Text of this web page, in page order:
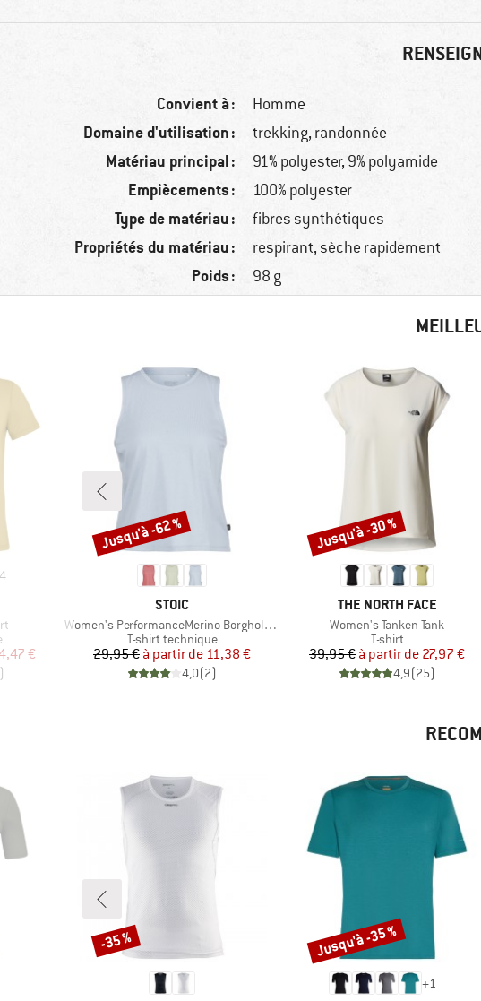
Convient à : Homme
Domaine d'utilisation : trekking, randonnée
Matériau principal : 91% polyester, 9% polyamide
Empiècements : 100% polyester
Type de matériau : fibres synthétiques
Propriétés du matériau : respirant, sèche rapidement
Poids : 98 g
4
€
MARQUE
STOIC
Article
Women's PerformanceMerino BorgholmSt. Tank
Product group
T-shirt technique
Prix
29,95 € Prix réduit
à partir de 11,38 €
4,0(2)
Remise
Jusqu'à -62 %
MARQUE
THE NORTH FACE
Article
Women's Tanken Tank
Product group
T-shirt
Prix
39,95 € Prix réduit
à partir de 27,97 €
4,9(25)
Remise
Jusqu'à -30 %
Remise
-35 %
+1
Remise
Jusqu'à -35 %